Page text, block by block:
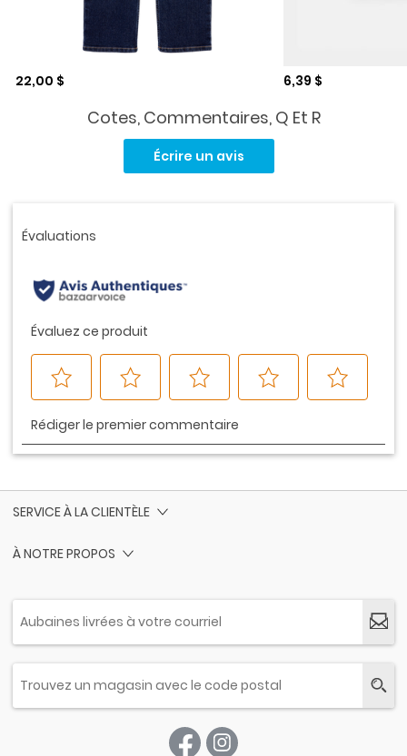
Prix de solde
22,00 $ Prix de solde
6,39 $
Cotes, Commentaires, Q Et R
la
Écrire un avis
SERVICE À LA CLIENTÈLE
À NOTRE PROPOS